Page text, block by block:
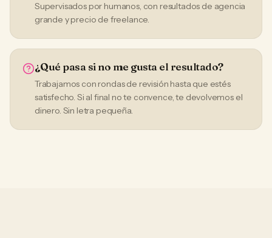
Supervisados por humanos, con resultados de agencia
grande y precio de freelance.
¿Qué pasa si no me gusta el resultado?
Trabajamos con rondas de revisión hasta que estés
satisfecho. Si al final no te convence, te devolvemos el
dinero. Sin letra pequeña.